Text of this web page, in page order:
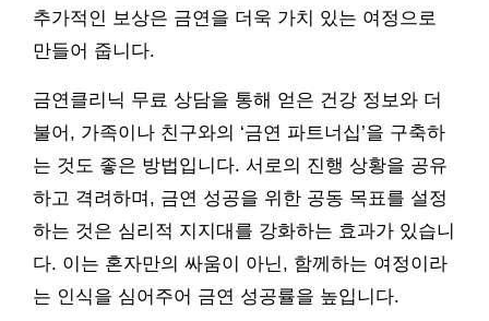
추가적인 보상은 금연을 더욱 가치 있는 여정으로
만들어 줍니다.
금연클리닉 무료 상담을 통해 얻은 건강 정보와 더
불어, 가족이나 친구와의 ‘금연 파트너십’을 구축하
는 것도 좋은 방법입니다. 서로의 진행 상황을 공유
하고 격려하며, 금연 성공을 위한 공동 목표를 설정
하는 것은 심리적 지지대를 강화하는 효과가 있습니
다. 이는 혼자만의 싸움이 아닌, 함께하는 여정이라
는 인식을 심어주어 금연 성공률을 높입니다.